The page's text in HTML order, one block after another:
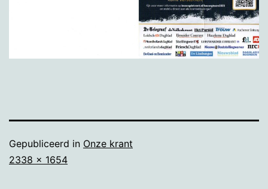
Gepubliceerd in Onze krant
Volledige
2338 × 1654